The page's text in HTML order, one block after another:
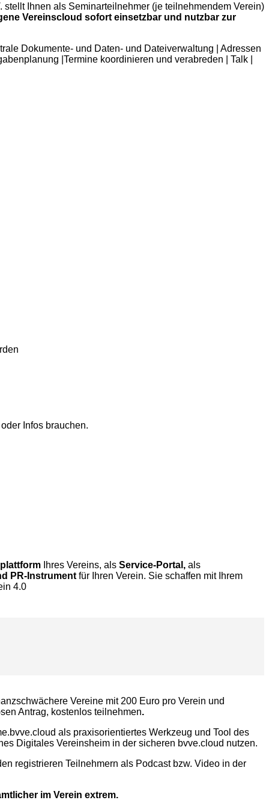
Ihnen als Seminarteilnehmer (je teilnehmendem Verein)
Vereinscloud sofort einsetzbar und nutzbar zur
Dokumente- und Daten- und Dateiverwaltung | Adressen
|Termine koordinieren und verabreden | Talk |
Infos brauchen.
Ihres Vereins, als Service-Portal, als
PR-Instrument für Ihren Verein. Sie schaffen mit Ihrem
4.0
Vereine mit 200 Euro pro Verein und
Antrag, kostenlos teilnehmen.
als praxisorientiertes Werkzeug und Tool des
Digitales Vereinsheim in der sicheren bvve.cloud nutzen.
registrieren Teilnehmern als Podcast bzw. Video in der
im Verein extrem.